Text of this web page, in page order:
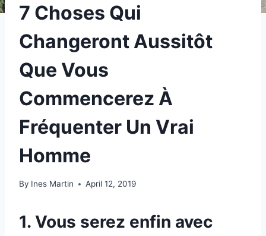
7 Choses Qui
Changeront Aussitôt
Que Vous
Commencerez À
Fréquenter Un Vrai
Homme
By Ines Martin April 12, 2019
1. Vous serez enfin avec